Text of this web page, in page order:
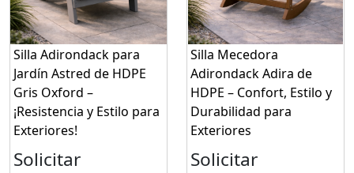
Silla Adirondack para
Jardín Astred de HDPE
Gris Oxford –
¡Resistencia y Estilo para
Exteriores!
Solicitar
Silla Mecedora
Adirondack Adira de
HDPE – Confort, Estilo y
Durabilidad para
Exteriores
Solicitar